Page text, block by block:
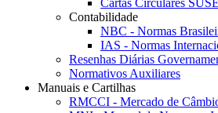
Contabilidade
NBC - Normas
IAS - Normas
Resenhas Diárias
Normativos Auxiliares
Manuais e Cartilhas
RMCCI - Mercado de